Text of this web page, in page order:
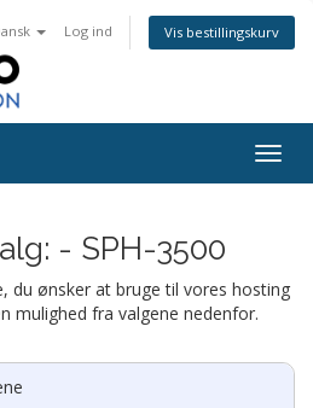
Log ind Vis bestillingskurv
- SPH-3500
ønsker at bruge til vores hosting
mulighed fra valgene nedenfor.